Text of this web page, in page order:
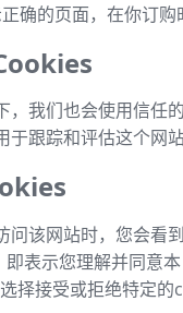
确的页面，在你订购
，我们也会使用信任
于跟踪和评估这个网
问该网站时，您会看
即表示您理解并同意
择接受或拒绝特定的